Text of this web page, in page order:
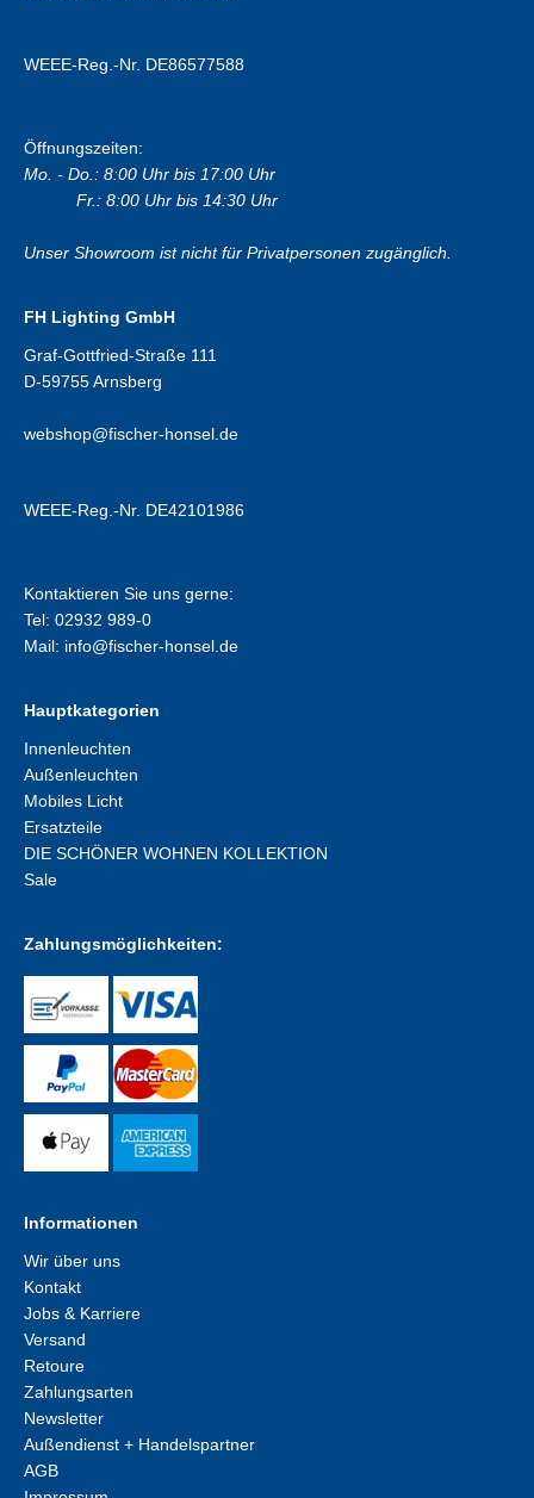
WEEE-Reg.-Nr. DE86577588
Öffnungszeiten:
Mo. - Do.: 8:00 Uhr bis 17:00 Uhr
Fr.: 8:00 Uhr bis 14:30 Uhr
Unser Showroom ist nicht für Privatpersonen zugänglich.
FH Lighting GmbH
Graf-Gottfried-Straße 111
D-59755 Arnsberg
webshop@fischer-honsel.de
WEEE-Reg.-Nr. DE42101986
Kontaktieren Sie uns gerne:
Tel: 02932 989-0
Mail: info@fischer-honsel.de
Hauptkategorien
Innenleuchten
Außenleuchten
Mobiles Licht
Ersatzteile
DIE SCHÖNER WOHNEN KOLLEKTION
Sale
Zahlungsmöglichkeiten:
Informationen
Wir über uns
Kontakt
Jobs & Karriere
Versand
Retoure
Zahlungsarten
Newsletter
Außendienst + Handelspartner
AGB